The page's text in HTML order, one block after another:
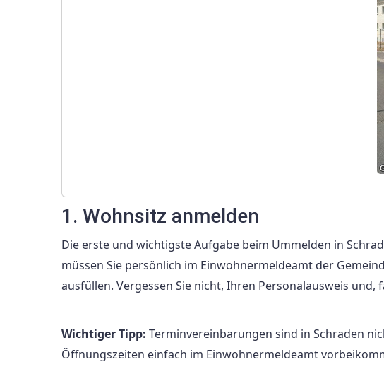
1. Wohnsitz anmelden
Die erste und wichtigste Aufgabe beim Ummelden in
müssen Sie persönlich im Einwohnermeldeamt der
ausfüllen. Vergessen Sie nicht, Ihren Personalausweis
Wichtiger Tipp: Terminvereinbarungen sind in Schraden
Öffnungszeiten einfach im Einwohnermeldeamt